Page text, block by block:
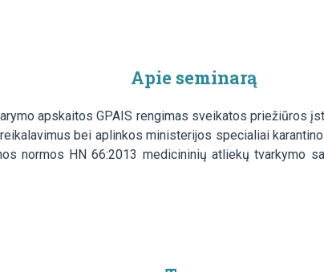
Apie seminarą
apskaitos GPAIS rengimas sveikatos priežiūros
bei aplinkos ministerijos specialiai
normos HN 66:2013 medicininių atliekų tvarkymo